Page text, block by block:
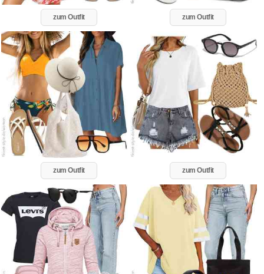
zum Outfit zum Outfit
zum Outfit zum Outfit